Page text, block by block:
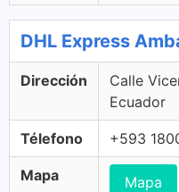
DHL Express
Dirección
Calle
Ecuador
Télefono +593
Mapa Mapa